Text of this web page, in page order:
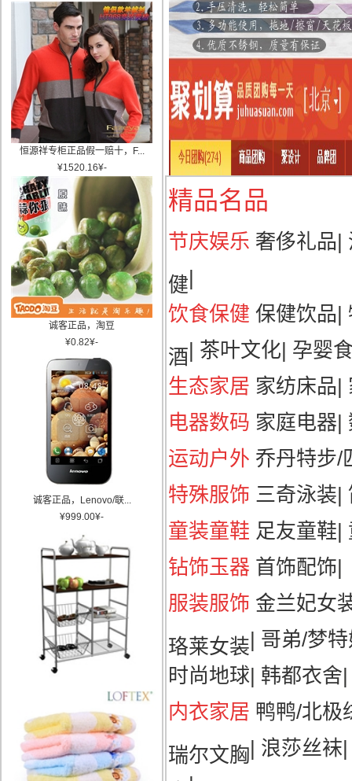
恒源祥专柜正品假一赔十，F...
¥1520.16¥-
诚客正品，淘豆
¥0.82¥-
诚客正品，Lenovo/联...
¥999.00¥-
精品名品
节庆娱乐 奢侈礼品|
健|
饮食保健 保健饮品|
酒| 茶叶文化| 孕婴
生态家居 家纺床品|
电器数码 家庭电器|
运动户外 乔丹特步/
特殊服饰 三奇泳装|
童装童鞋 足友童鞋|
钻饰玉器 首饰配饰|
服装服饰 金兰妃女
珞莱女装| 哥弟/梦
时尚地球| 韩都衣舍|
内衣家居 鸭鸭/北极
瑞尔文胸| 浪莎丝袜